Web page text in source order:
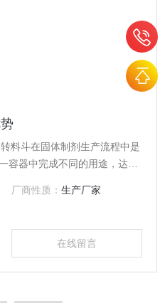
料斗在固体制剂生产流程中是
容器中完成不同的用途，达到
求。
厂商性质： 生产厂家
在线留言